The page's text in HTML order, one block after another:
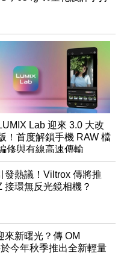
Lab 迎來 3.0 大改
！首度解鎖手機 RAW 檔
修與有線高速傳輸
發熱議！Viltrox 傳將推
接環無反光鏡相機？
來新曙光？傳 OM
今年秋季推出全新輕量